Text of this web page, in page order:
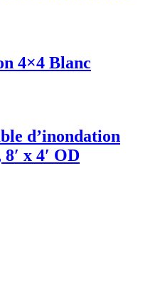
4×4 Blanc
d’inondation
x 4′ OD